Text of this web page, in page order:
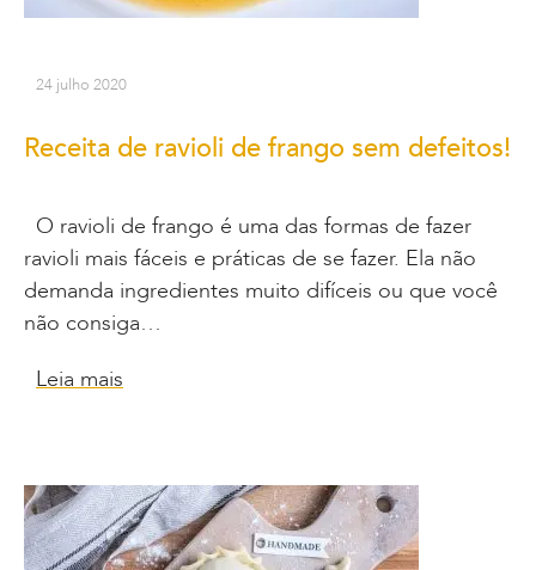
24 julho 2020
Receita de ravioli de frango sem defeitos!
O ravioli de frango é uma das formas de fazer
ravioli mais fáceis e práticas de se fazer. Ela não
demanda ingredientes muito difíceis ou que você
não consiga…
Leia mais